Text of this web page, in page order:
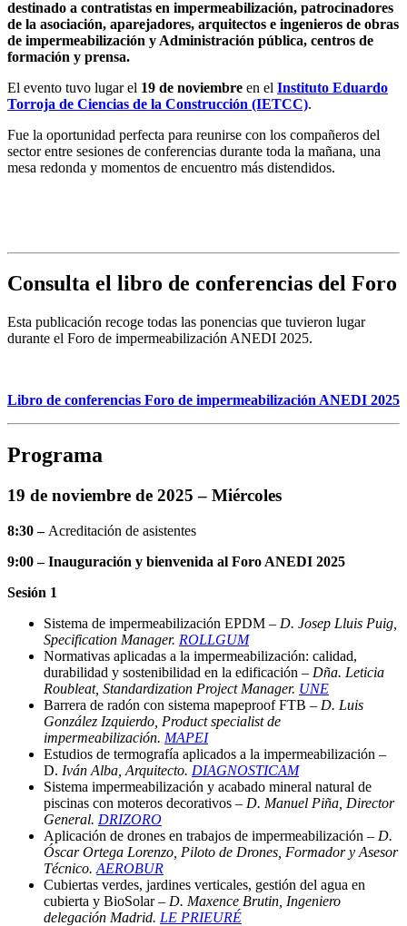
destinado a contratistas en impermeabilización, patrocinadores
de la asociación, aparejadores, arquitectos e ingenieros de obras
de impermeabilización y Administración pública, centros de
formación y prensa.
El evento tuvo lugar el 19 de noviembre en el Instituto Eduardo
Torroja de Ciencias de la Construcción (IETCC).
Fue la oportunidad perfecta para reunirse con los compañeros del
sector entre sesiones de conferencias durante toda la mañana, una
mesa redonda y momentos de encuentro más distendidos.
Consulta el libro de conferencias del Foro
Esta publicación recoge todas las ponencias que tuvieron lugar
durante el Foro de impermeabilización ANEDI 2025.
Libro de conferencias Foro de impermeabilización ANEDI 2025
Programa
19 de noviembre de 2025 – Miércoles
8:30 – Acreditación de asistentes
9:00 – Inauguración y bienvenida al Foro ANEDI 2025
Sesión 1
Sistema de impermeabilización EPDM – D. Josep Lluis Puig,
Specification Manager. ROLLGUM
Normativas aplicadas a la impermeabilización: calidad,
durabilidad y sostenibilidad en la edificación – Dña. Leticia
Roubleat, Standardization Project Manager. UNE
Barrera de radón con sistema mapeproof FTB – D. Luis
González Izquierdo, Product specialist de
impermeabilización. MAPEI
Estudios de termografía aplicados a la impermeabilización –
D. Iván Alba, Arquitecto. DIAGNOSTICAM
Sistema impermeabilización y acabado mineral natural de
piscinas con moteros decorativos – D. Manuel Piña, Director
General. DRIZORO
Aplicación de drones en trabajos de impermeabilización – D.
Óscar Ortega Lorenzo, Piloto de Drones, Formador y Asesor
Técnico. AEROBUR
Cubiertas verdes, jardines verticales, gestión del agua en
cubierta y BioSolar – D. Maxence Brutin, Ingeniero
delegación Madrid. LE PRIEURÉ